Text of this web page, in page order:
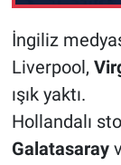
İngiliz
Liverpool,
ışık yaktı.
Hollandalı
Galatasaray